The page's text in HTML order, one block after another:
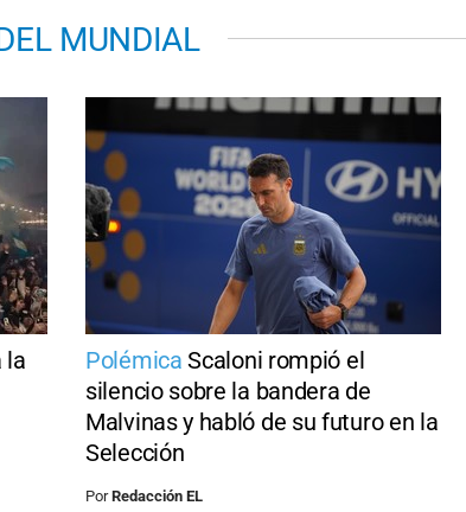
MUNDIAL
la
Polémica Scaloni rompió el
silencio sobre la bandera de
Malvinas y habló de su futuro en la
Selección
PorRedacción EL